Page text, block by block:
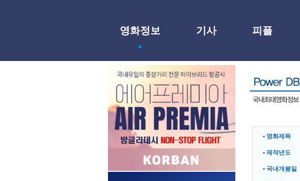
영화정보 기사 피플
• 영화제목
• 제작년도
• 국내개봉일